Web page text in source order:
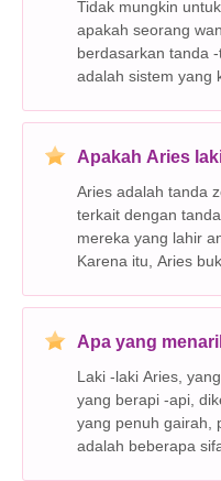
Tidak mungkin
apakah seorang
berdasarkan tanda
adalah sistem yang
bukan prediktor hubungan
Apakah Aries
Aries adalah tanda zodiak , bukan jenis
terkait dengan tanda astrologi pertama , mewakili
mereka yang lahir antara 21 Maret dan
Karena itu, Aries
orang -orang dari
Apa yang
Laki -laki Aries,
yang berapi -api,
yang penuh gairah,
adalah beberapa